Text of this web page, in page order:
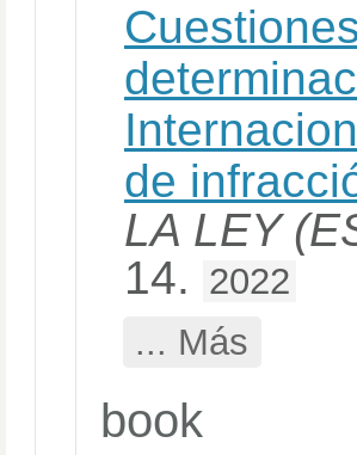
de
LA LEY
14. 2022
... Más
book